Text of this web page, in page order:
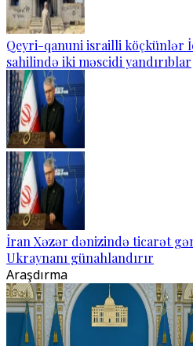
Qeyri-qanuni israilli köçkünlər
sahilində iki məscidi yandırıblar
İran Xəzər dənizində ticarət
Ukraynanı günahlandırır
Araşdırma